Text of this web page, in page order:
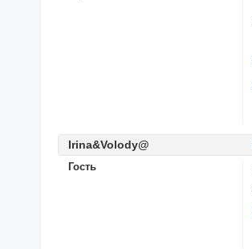
Irina&Volody@
Гость